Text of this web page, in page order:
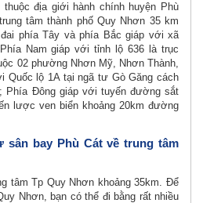
thuộc địa giới hành chính huyện Phù
tâm thành phố Quy Nhơn 35 km
phía Tây và phía Bắc giáp với xã
Nam giáp với tỉnh lộ 636 là trục
02 phường Nhơn Mỹ, Nhơn Thành,
Quốc lộ 1A tại ngã tư Gò Găng cách
Phía Đông giáp với tuyến đường sắt
lược ven biển khoảng 20km đường
sân bay Phù Cát về trung tâm
tâm Tp Quy Nhơn khoảng 35km. Để
Nhơn, bạn có thể đi bằng rất nhiều